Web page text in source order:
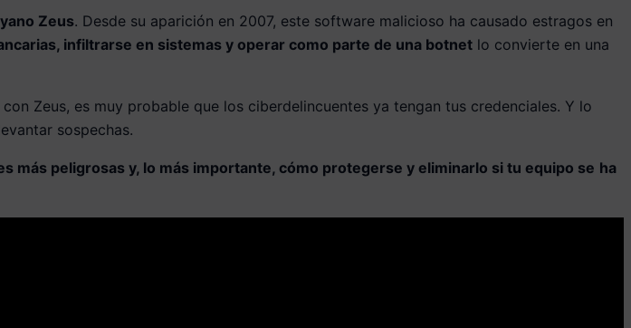
Zeus. Desde su aparición en 2007, este software malicioso ha causado estragos en
infiltrarse en sistemas y operar como parte de una botnet lo convierte en una
Zeus, es muy probable que los ciberdelincuentes ya tengan tus credenciales. Y lo
sospechas.
más peligrosas y, lo más importante, cómo protegerse y eliminarlo si tu equipo se ha